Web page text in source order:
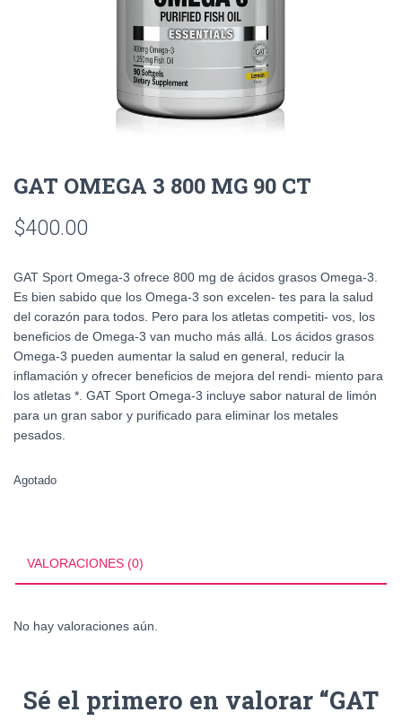
GAT OMEGA 3 800 MG 90 CT
$400.00
GAT Sport Omega-3 ofrece 800 mg de ácidos grasos Omega-3.
Es bien sabido que los Omega-3 son excelen- tes para la salud
del corazón para todos. Pero para los atletas competiti- vos, los
beneficios de Omega-3 van mucho más allá. Los ácidos grasos
Omega-3 pueden aumentar la salud en general, reducir la
inflamación y ofrecer beneficios de mejora del rendi- miento para
los atletas *. GAT Sport Omega-3 incluye sabor natural de limón
para un gran sabor y purificado para eliminar los metales
pesados.
Agotado
VALORACIONES (0)
No hay valoraciones aún.
Sé el primero en valorar “GAT